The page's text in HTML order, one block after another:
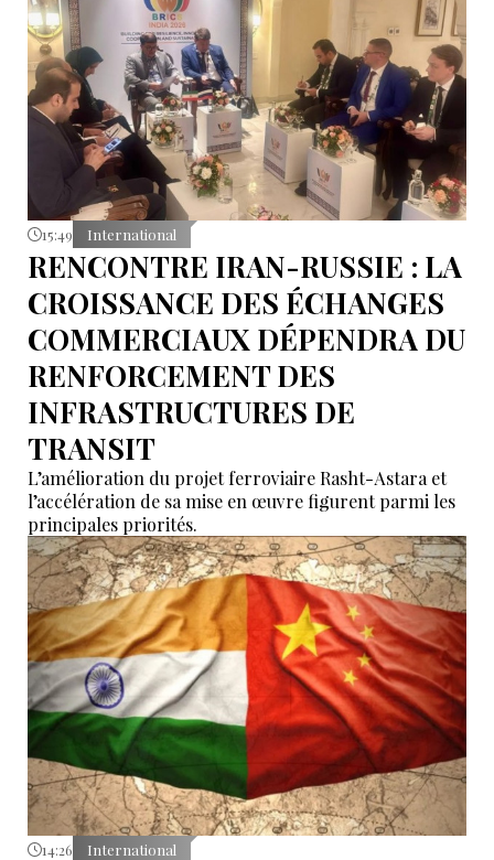
15:49 International
RENCONTRE IRAN-RUSSIE : LA
CROISSANCE DES ÉCHANGES
COMMERCIAUX DÉPENDRA DU
RENFORCEMENT DES
INFRASTRUCTURES DE
TRANSIT
L’amélioration du projet ferroviaire Rasht-Astara et
l’accélération de sa mise en œuvre figurent parmi les
principales priorités.
14:26 International